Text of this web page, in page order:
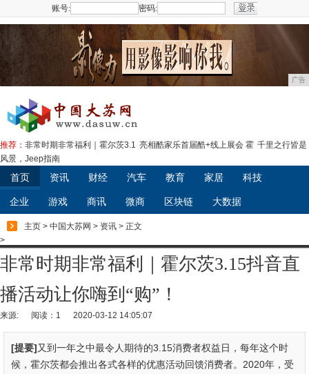
账号: 密码:
广告
推荐： 非常时期非常福利｜霍尔茨3.1 亮相酷家乐首届酷+线上展会 霍 千里之行皆是
风景，Jeep指南
首页 资讯 财经 汽车 教育 家居 科技
企业 游戏 商讯 微商 区块链 大数据
主页 > 中国大苏网 > 资讯 > 正文
>
非常时期非常福利｜霍尔茨3.15抖音直
播活动让你嗨到“购”！
来源: 阅读：1 2020-03-12 14:05:07
[提要]又到一年之中最令人期待的3.15消费者权益日，每年这个时
候，霍尔茨都会推出各式各样的优惠活动回馈消费者。2020年，受